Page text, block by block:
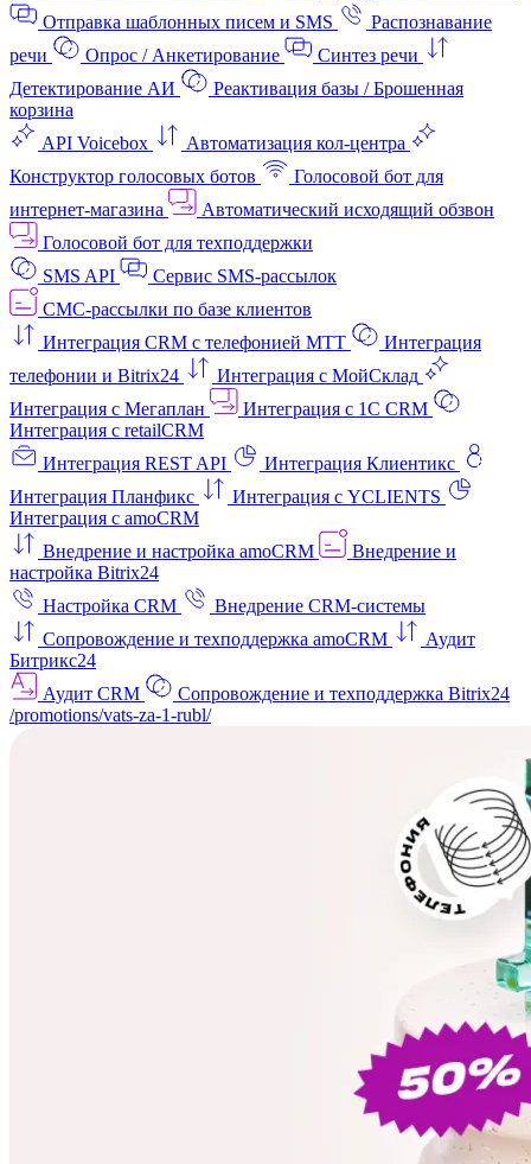
Отправка шаблонных писем и SMS
Распознавание
речи
Опрос / Анкетирование
Синтез речи
Детектирование АИ
Реактивация базы / Брошенная
корзина
API Voicebox
Автоматизация кол‑центра
Конструктор голосовых ботов
Голосовой бот для
интернет‑магазина
Автоматический исходящий обзвон
Голосовой бот для техподдержки
SMS API
Сервис SMS-рассылок
СМС-рассылки по базе клиентов
Интеграция CRM с телефонией МТТ
Интеграция
телефонии и Bitrix24
Интеграция с МойСклад
Интеграция с Мегаплан
Интеграция с 1C CRM
Интеграция с retailCRM
Интеграция REST API
Интеграция Клиентикс
Интеграция Планфикс
Интеграция с YCLIENTS
Интеграция с amoCRM
Внедрение и настройка amoCRM
Внедрение и
настройка Bitrix24
Настройка CRM
Внедрение CRM-системы
Сопровождение и техподдержка amoCRM
Аудит
Битрикс24
Аудит CRM
Сопровождение и техподдержка Bitrix24
/promotions/vats-za-1-rubl/